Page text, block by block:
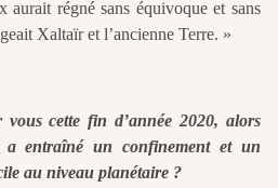
régné sans équivoque et sans
Xaltaïr et l’ancienne Terre. »
cette fin d’année 2020, alors
a entraîné un confinement et un
au niveau planétaire ?